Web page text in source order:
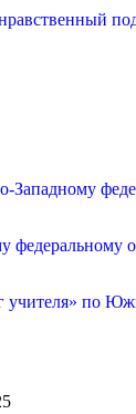
Западному
федеральному
учителя» по